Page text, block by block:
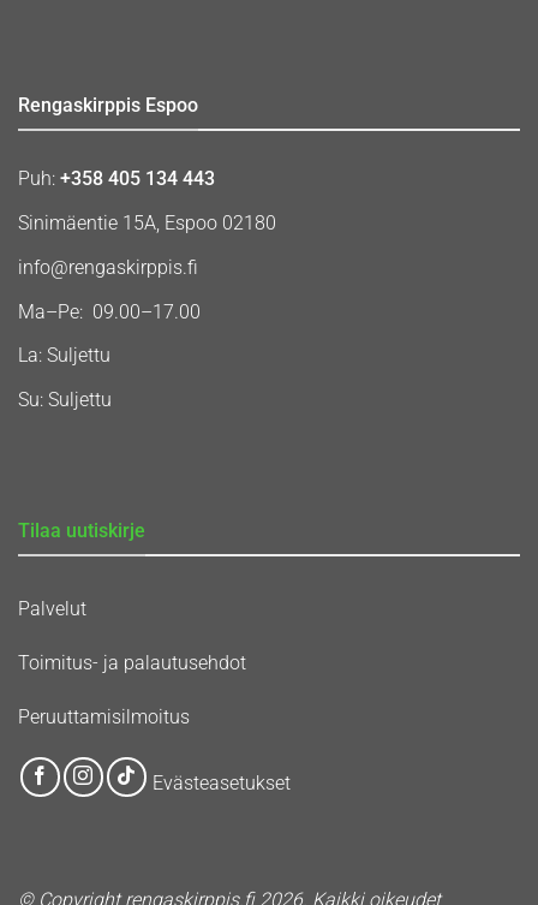
Rengaskirppis Espoo
Puh: +358 405 134 443
Sinimäentie 15A, Espoo 02180
info@rengaskirppis.fi
Ma–Pe: 09.00–17.00
La: Suljettu
Su: Suljettu
Tilaa uutiskirje
Palvelut
Toimitus- ja palautusehdot
Peruuttamisilmoitus
Evästeasetukset
© Copyright rengaskirppis.fi 2026. Kaikki oikeudet